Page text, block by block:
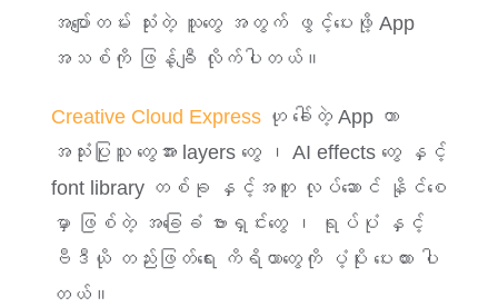
အပျော်တမ်း သုံးတဲ့ သူတွေ အတွက် ဖွင့်ပေးဖို့ App
အသစ်ကို ဖြန့်ချီ လိုက်ပါတယ်။
Creative Cloud Expressဟု ခေါ်တဲ့ App ဟာ
အသုံးပြုသူ တွေအား layers တွေ ၊ AI effects တွေ နှင့်
font library တစ်ခု နှင့်အတူ လုပ်ဆောင် နိုင်စေ
မှာ ဖြစ်တဲ့ အခြေခံ ဗားရှင်းတွေ ၊ ရုပ်ပုံ နှင့်
ဗီဒီယို တည်းဖြတ်ရေး ကိရိယာတွေကို ပံ့ပိုး ပေးထား ပါ
တယ်။